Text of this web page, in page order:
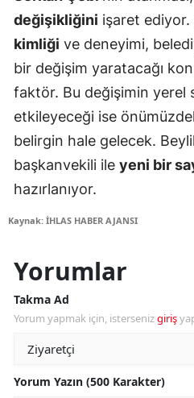
değişikliğini işaret ediyor.
kimliği ve deneyimi,
bir değişim yaratacağı
faktör. Bu değişimin yerel
etkileyeceği ise
belirgin hale gelecek.
başkanvekili ile yeni bir
hazırlanıyor.
Kaynak: İHLAS HABER AJANSI
Yorumlar
Takma Ad
Yorum yapmak için, istersenizgiriş
Yorum Yazın (500 Karakter)